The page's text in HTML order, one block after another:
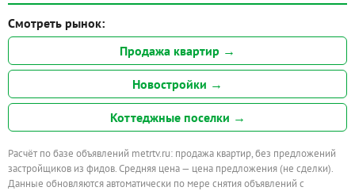
Смотреть рынок:
Продажа квартир →
Новостройки →
Коттеджные поселки →
Расчёт по базе объявлений metrtv.ru: продажа квартир, без предложений
застройщиков из фидов. Средняя цена — цена предложения (не сделки).
Данные обновляются автоматически по мере снятия объявлений с